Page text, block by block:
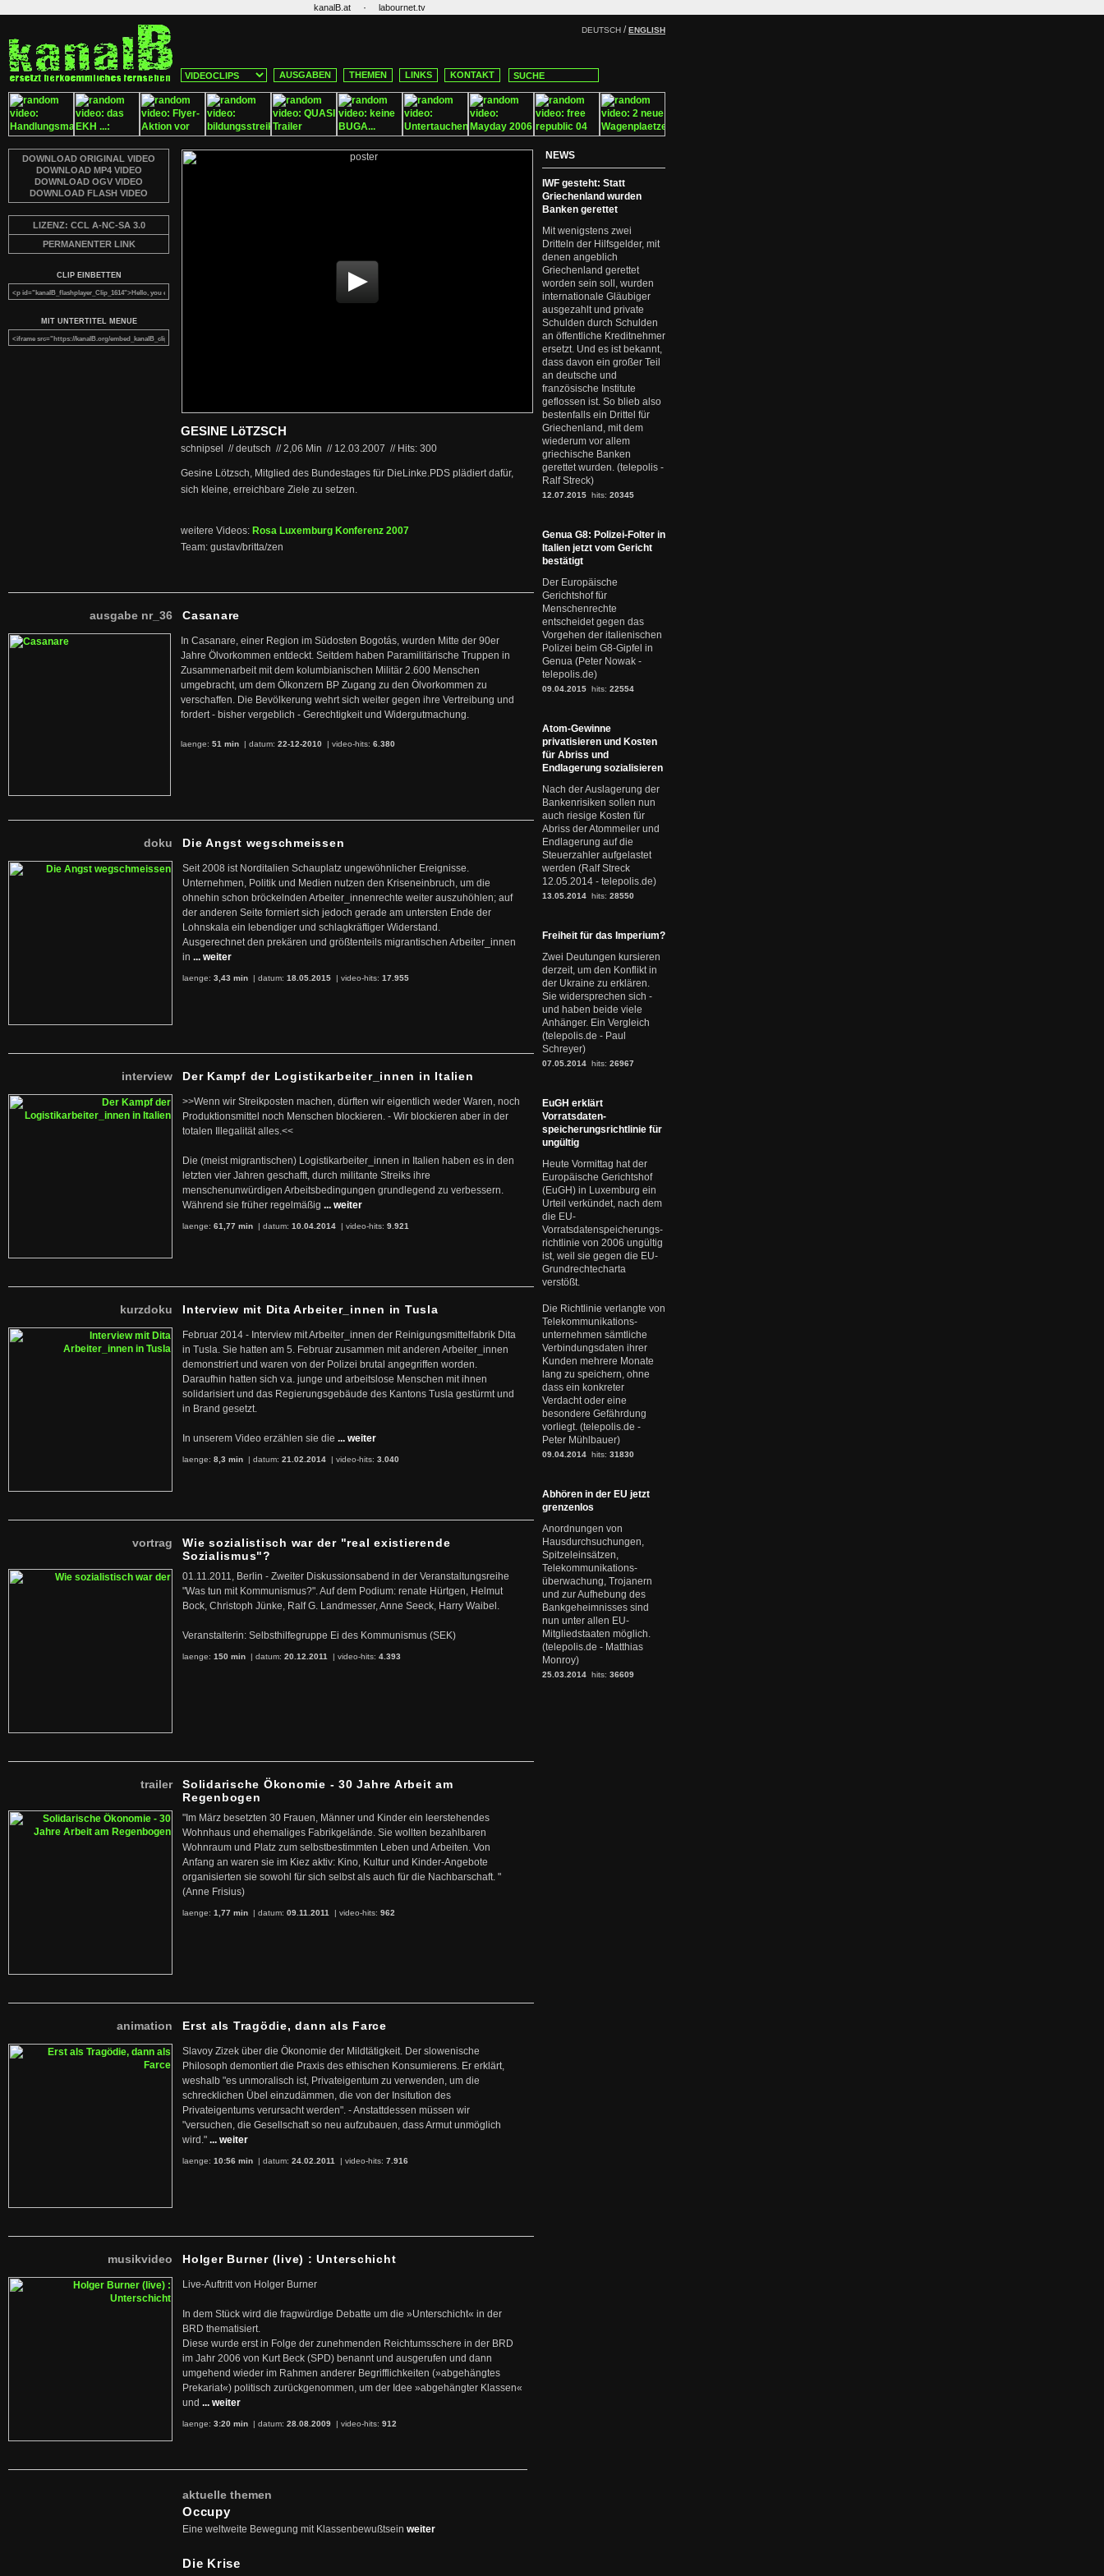
kanalB.at · labournet.tv
DEUTSCH /ENGLISH
AUSGABEN THEMEN LINKS KONTAKT
DOWNLOAD ORIGINAL VIDEO
DOWNLOAD MP4 VIDEO
DOWNLOAD OGV VIDEO
DOWNLOAD FLASH VIDEO
LIZENZ: CCL A-NC-SA 3.0
PERMANENTER LINK
CLIP EINBETTEN
MIT UNTERTITEL MENUE
GESINE LöTZSCH
schnipsel // deutsch //2,06 Min // 12.03.2007 // Hits: 300
Gesine Lötzsch, Mitglied des Bundestages für DieLinke.PDS plädiert dafür,
sich kleine, erreichbare Ziele zu setzen.
weitere Videos: Rosa Luxemburg Konferenz 2007
Team: gustav/britta/zen
ausgabe nr_36 Casanare
In Casanare, einer Region im Südosten Bogotás, wurden Mitte der 90er
Jahre Ölvorkommen entdeckt. Seitdem haben Paramilitärische Truppen in
Zusammenarbeit mit dem kolumbianischen Militär 2.600 Menschen
umgebracht, um dem Ölkonzern BP Zugang zu den Ölvorkommen zu
verschaffen. Die Bevölkerung wehrt sich weiter gegen ihre Vertreibung und
fordert - bisher vergeblich - Gerechtigkeit und Widergutmachung.
laenge: 51 min | datum: 22-12-2010 | video-hits: 6.380
doku Die Angst wegschmeissen
Seit 2008 ist Norditalien Schauplatz ungewöhnlicher Ereignisse.
Unternehmen, Politik und Medien nutzen den Kriseneinbruch, um die
ohnehin schon bröckelnden Arbeiter_innenrechte weiter auszuhöhlen; auf
der anderen Seite formiert sich jedoch gerade am untersten Ende der
Lohnskala ein lebendiger und schlagkräftiger Widerstand.
Ausgerechnet den prekären und größtenteils migrantischen Arbeiter_innen
in ... weiter
laenge: 3,43 min | datum: 18.05.2015 | video-hits: 17.955
interview Der Kampf der Logistikarbeiter_innen in Italien
>>Wenn wir Streikposten machen, dürften wir eigentlich weder Waren, noch
Produktionsmittel noch Menschen blockieren. - Wir blockieren aber in der
totalen Illegalität alles.<<
Die (meist migrantischen) Logistikarbeiter_innen in Italien haben es in den
letzten vier Jahren geschafft, durch militante Streiks ihre
menschenunwürdigen Arbeitsbedingungen grundlegend zu verbessern.
Während sie früher regelmäßig ... weiter
laenge: 61,77 min | datum: 10.04.2014 | video-hits: 9.921
kurzdoku Interview mit Dita Arbeiter_innen in Tusla
Februar 2014 - Interview mit Arbeiter_innen der Reinigungsmittelfabrik Dita
in Tusla. Sie hatten am 5. Februar zusammen mit anderen Arbeiter_innen
demonstriert und waren von der Polizei brutal angegriffen worden.
Daraufhin hatten sich v.a. junge und arbeitslose Menschen mit ihnen
solidarisiert und das Regierungsgebäude des Kantons Tusla gestürmt und
in Brand gesetzt.
In unserem Video erzählen sie die ... weiter
laenge: 8,3 min | datum: 21.02.2014 | video-hits: 3.040
vortrag
Wie sozialistisch war der "real existierende
Sozialismus"?
01.11.2011, Berlin - Zweiter Diskussionsabend in der Veranstaltungsreihe
"Was tun mit Kommunismus?". Auf dem Podium: renate Hürtgen, Helmut
Bock, Christoph Jünke, Ralf G. Landmesser, Anne Seeck, Harry Waibel.
Veranstalterin: Selbsthilfegruppe Ei des Kommunismus (SEK)
laenge: 150 min | datum: 20.12.2011 | video-hits: 4.393
trailer
Solidarische Ökonomie - 30 Jahre Arbeit am
Regenbogen
"Im März besetzten 30 Frauen, Männer und Kinder ein leerstehendes
Wohnhaus und ehemaliges Fabrikgelände. Sie wollten bezahlbaren
Wohnraum und Platz zum selbstbestimmten Leben und Arbeiten. Von
Anfang an waren sie im Kiez aktiv: Kino, Kultur und Kinder-Angebote
organisierten sie sowohl für sich selbst als auch für die Nachbarschaft. "
(Anne Frisius)
laenge: 1,77 min | datum: 09.11.2011 | video-hits: 962
animation Erst als Tragödie, dann als Farce
Slavoy Zizek über die Ökonomie der Mildtätigkeit. Der slowenische
Philosoph demontiert die Praxis des ethischen Konsumierens. Er erklärt,
weshalb "es unmoralisch ist, Privateigentum zu verwenden, um die
schrecklichen Übel einzudämmen, die von der Insitution des
Privateigentums verursacht werden". - Anstattdessen müssen wir
"versuchen, die Gesellschaft so neu aufzubauen, dass Armut unmöglich
wird." ... weiter
laenge: 10:56 min | datum: 24.02.2011 | video-hits: 7.916
musikvideo Holger Burner (live) : Unterschicht
Live-Auftritt von Holger Burner
In dem Stück wird die fragwürdige Debatte um die »Unterschicht« in der
BRD thematisiert.
Diese wurde erst in Folge der zunehmenden Reichtumsschere in der BRD
im Jahr 2006 von Kurt Beck (SPD) benannt und ausgerufen und dann
umgehend wieder im Rahmen anderer Begrifflichkeiten (»abgehängtes
Prekariat«) politisch zurückgenommen, um der Idee »abgehängter Klassen«
und ... weiter
laenge: 3:20 min | datum: 28.08.2009 | video-hits: 912
aktuelle themen
Occupy
Eine weltweite Bewegung mit Klassenbewußtsein weiter
Die Krise
NEWS
IWF gesteht: Statt
Griechenland wurden
Banken gerettet
Mit wenigstens zwei
Dritteln der Hilfsgelder, mit
denen angeblich
Griechenland gerettet
worden sein soll, wurden
internationale Gläubiger
ausgezahlt und private
Schulden durch Schulden
an öffentliche Kreditnehmer
ersetzt. Und es ist bekannt,
dass davon ein großer Teil
an deutsche und
französische Institute
geflossen ist. So blieb also
bestenfalls ein Drittel für
Griechenland, mit dem
wiederum vor allem
griechische Banken
gerettet wurden. (telepolis -
Ralf Streck)
12.07.2015 hits: 20345
Genua G8: Polizei-Folter in
Italien jetzt vom Gericht
bestätigt
Der Europäische
Gerichtshof für
Menschenrechte
entscheidet gegen das
Vorgehen der italienischen
Polizei beim G8-Gipfel in
Genua (Peter Nowak -
telepolis.de)
09.04.2015 hits: 22554
Atom-Gewinne
privatisieren und Kosten
für Abriss und
Endlagerung sozialisieren
Nach der Auslagerung der
Bankenrisiken sollen nun
auch riesige Kosten für
Abriss der Atommeiler und
Endlagerung auf die
Steuerzahler aufgelastet
werden (Ralf Streck
12.05.2014 - telepolis.de)
13.05.2014 hits: 28550
Freiheit für das Imperium?
Zwei Deutungen kursieren
derzeit, um den Konflikt in
der Ukraine zu erklären.
Sie widersprechen sich -
und haben beide viele
Anhänger. Ein Vergleich
(telepolis.de - Paul
Schreyer)
07.05.2014 hits: 26967
EuGH erklärt
Vorratsdaten-
speicherungsrichtlinie für
ungültig
Heute Vormittag hat der
Europäische Gerichtshof
(EuGH) in Luxemburg ein
Urteil verkündet, nach dem
die EU-
Vorratsdatenspeicherungs-
richtlinie von 2006 ungültig
ist, weil sie gegen die EU-
Grundrechtecharta
verstößt.
Die Richtlinie verlangte von
Telekommunikations-
unternehmen sämtliche
Verbindungsdaten ihrer
Kunden mehrere Monate
lang zu speichern, ohne
dass ein konkreter
Verdacht oder eine
besondere Gefährdung
vorliegt. (telepolis.de -
Peter Mühlbauer)
09.04.2014 hits: 31830
Abhören in der EU jetzt
grenzenlos
Anordnungen von
Hausdurchsuchungen,
Spitzeleinsätzen,
Telekommunikations-
überwachung, Trojanern
und zur Aufhebung des
Bankgeheimnisses sind
nun unter allen EU-
Mitgliedstaaten möglich.
(telepolis.de - Matthias
Monroy)
25.03.2014 hits: 36609